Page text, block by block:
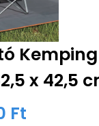
Kemping
x 42,5
Ft